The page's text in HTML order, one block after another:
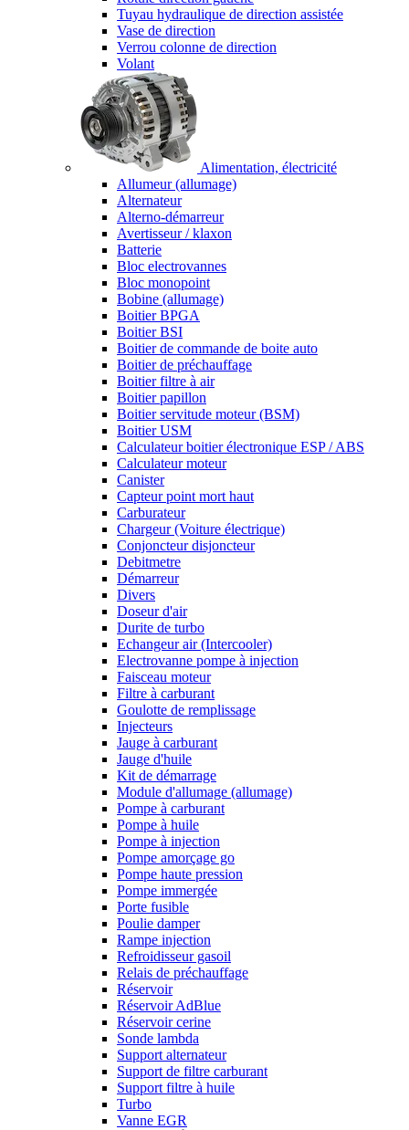
Tuyau hydraulique de direction assistée
Vase de direction
Verrou colonne de direction
Volant
Alimentation, électricité
Allumeur (allumage)
Alternateur
Alterno-démarreur
Avertisseur / klaxon
Batterie
Bloc electrovannes
Bloc monopoint
Bobine (allumage)
Boitier BPGA
Boitier BSI
Boitier de commande de boite auto
Boitier de préchauffage
Boitier filtre à air
Boitier papillon
Boitier servitude moteur (BSM)
Boitier USM
Calculateur boitier électronique ESP / ABS
Calculateur moteur
Canister
Capteur point mort haut
Carburateur
Chargeur (Voiture électrique)
Conjoncteur disjoncteur
Debitmetre
Démarreur
Divers
Doseur d'air
Durite de turbo
Echangeur air (Intercooler)
Electrovanne pompe à injection
Faisceau moteur
Filtre à carburant
Goulotte de remplissage
Injecteurs
Jauge à carburant
Jauge d'huile
Kit de démarrage
Module d'allumage (allumage)
Pompe à carburant
Pompe à huile
Pompe à injection
Pompe amorçage go
Pompe haute pression
Pompe immergée
Porte fusible
Poulie damper
Rampe injection
Refroidisseur gasoil
Relais de préchauffage
Réservoir
Réservoir AdBlue
Réservoir cerine
Sonde lambda
Support alternateur
Support de filtre carburant
Support filtre à huile
Turbo
Vanne EGR